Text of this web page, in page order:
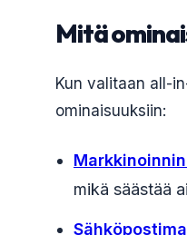
Mitä
Kun valitaan all-
ominaisuuksiin:
mikä säästää